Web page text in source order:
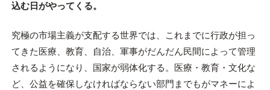
込む日がやってくる。
究極の市場主義が支配する世界では、これまでに行政が担っ
てきた医療、教育、自治、軍事がだんだん民間によって管理
されるようになり、国家が弱体化する。医療・教育・文化な
ど、公益を確保しなければならない部門までもがマネーによ